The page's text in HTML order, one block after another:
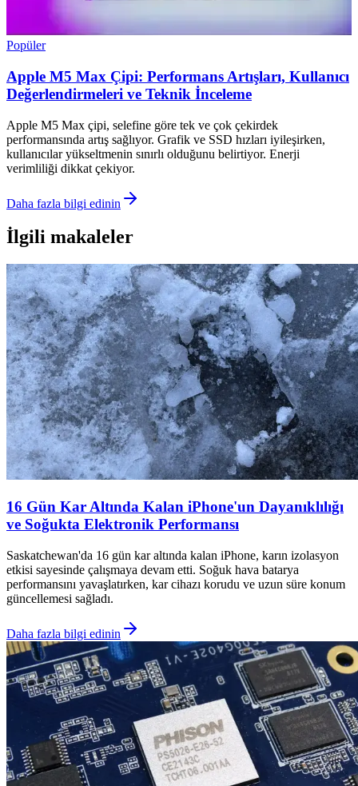
Popüler
Apple M5 Max Çipi: Performans Artışları, Kullanıcı
Değerlendirmeleri ve Teknik İnceleme
Apple M5 Max çipi, selefine göre tek ve çok çekirdek
performansında artış sağlıyor. Grafik ve SSD hızları iyileşirken,
kullanıcılar yükseltmenin sınırlı olduğunu belirtiyor. Enerji
verimliliği dikkat çekiyor.
Daha fazla bilgi edinin
İlgili makaleler
16 Gün Kar Altında Kalan iPhone'un Dayanıklılığı
ve Soğukta Elektronik Performansı
Saskatchewan'da 16 gün kar altında kalan iPhone, karın izolasyon
etkisi sayesinde çalışmaya devam etti. Soğuk hava batarya
performansını yavaşlatırken, kar cihazı korudu ve uzun süre konum
güncellemesi sağladı.
Daha fazla bilgi edinin